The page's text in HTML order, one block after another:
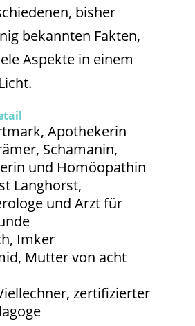
bisher
bekannten Fakten,
Aspekte in einem
Apothekerin
Schamanin,
und Homöopathin
Langhorst,
und Arzt für
Imker
Mutter von acht
zertifizierter